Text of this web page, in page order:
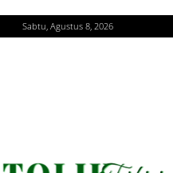
Sabtu, Agustus 8, 2026